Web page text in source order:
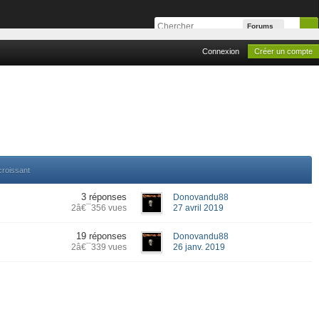
Forums
Connexion Créer un compte
3 réponses
2â€¯356 vues
Donovandu88
27 avril 2019
19 réponses
2â€¯339 vues
Donovandu88
26 janv. 2019